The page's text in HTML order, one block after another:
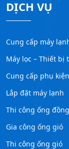
DỊCH VỤ
Cung cấp máy
Máy lọc – Thiết bị
Cung cấp phụ
Lắp đặt máy lạnh
Thi công ống
Gia công ống gió
Thi công ống gió